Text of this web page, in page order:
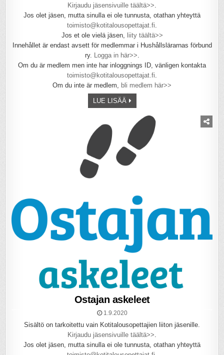
Kirjaudu jäsensivuille täältä>>.
Jos olet jäsen, mutta sinulla ei ole tunnusta, otathan yhteyttä
toimisto@kotitalousopettajat.fi.
Jos et ole vielä jäsen, liity täältä>>
Innehållet är endast avsett för medlemmar i Hushållslärarnas förbund
ry. Logga in här>>.
Om du är medlem men inte har inloggnings ID, vänligen kontakta
toimisto@kotitalousopettajat.fi.
Om du inte är medlem, bli medlem här>>
LUE LISÄÄ
Ostajan askeleet
1.9.2020
Sisältö on tarkoitettu vain Kotitalousopettajien liiton jäsenille.
Kirjaudu jäsensivuille täältä>>.
Jos olet jäsen, mutta sinulla ei ole tunnusta, otathan yhteyttä